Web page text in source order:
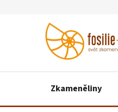
Zkameněliny